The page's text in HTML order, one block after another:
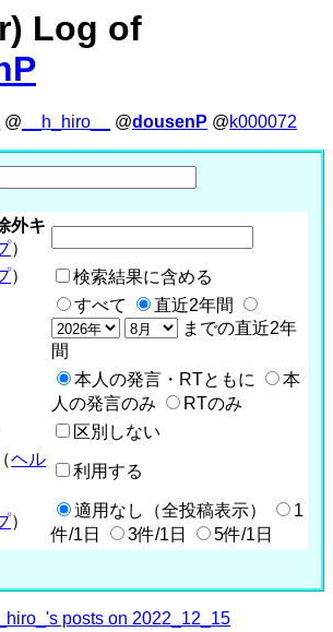
Log of
@ __h_hiro__ @dousenP @k000072
外キ
）
） 検索結果に含める
すべて
直近2年間
までの直近2年
間
本人の発言・RTともに
本
人の発言のみ
RTのみ
区別しない
（ヘル
利用する
）
適用なし（全投稿表示）
1
件/1日
3件/1日 5件/1日
posts on 2022_12_15